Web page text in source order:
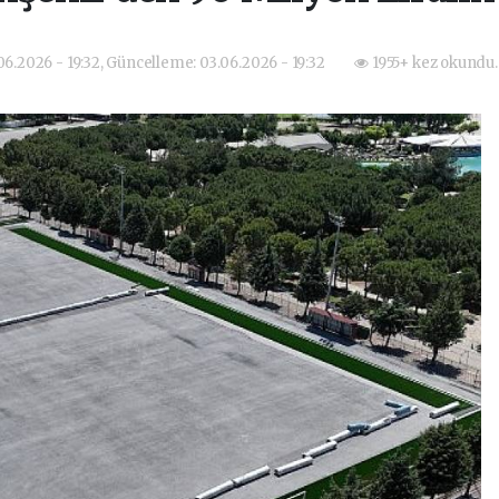
- 19:32, Güncelleme: 03.06.2026 - 19:32 1955+ kez okundu.